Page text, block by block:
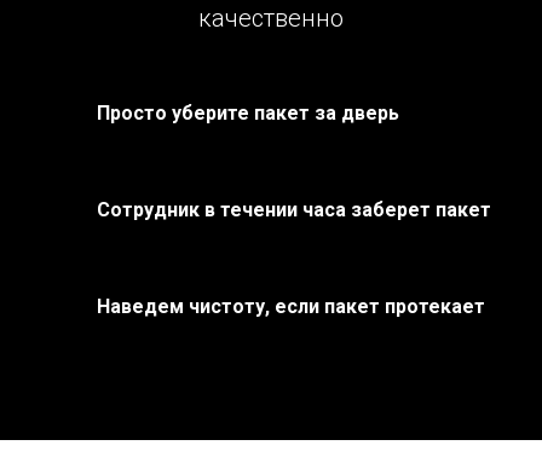
качественно
Просто уберите пакет за дверь
Сотрудник в течении часа заберет пакет
Наведем чистоту, если пакет протекает